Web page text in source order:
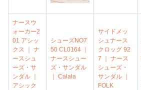
ナースウ
ォーカー2
01 アシッ
クス ｜ ナ
ースシュ
ーズ・サ
ンダル ｜
アシック
シューズNO7
50 CL0164 ｜
ナースシュー
ズ・サンダル
｜ Calala
サイドメッ
シュナース
クロッグ 92
7 ｜ ナース
シューズ・
サンダル ｜
FOLK